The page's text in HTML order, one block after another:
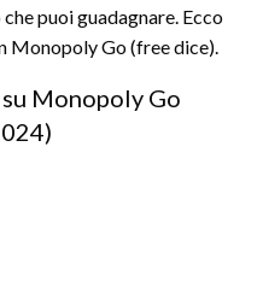
puoi guadagnare. Ecco
Monopoly Go (free dice).
Monopoly Go